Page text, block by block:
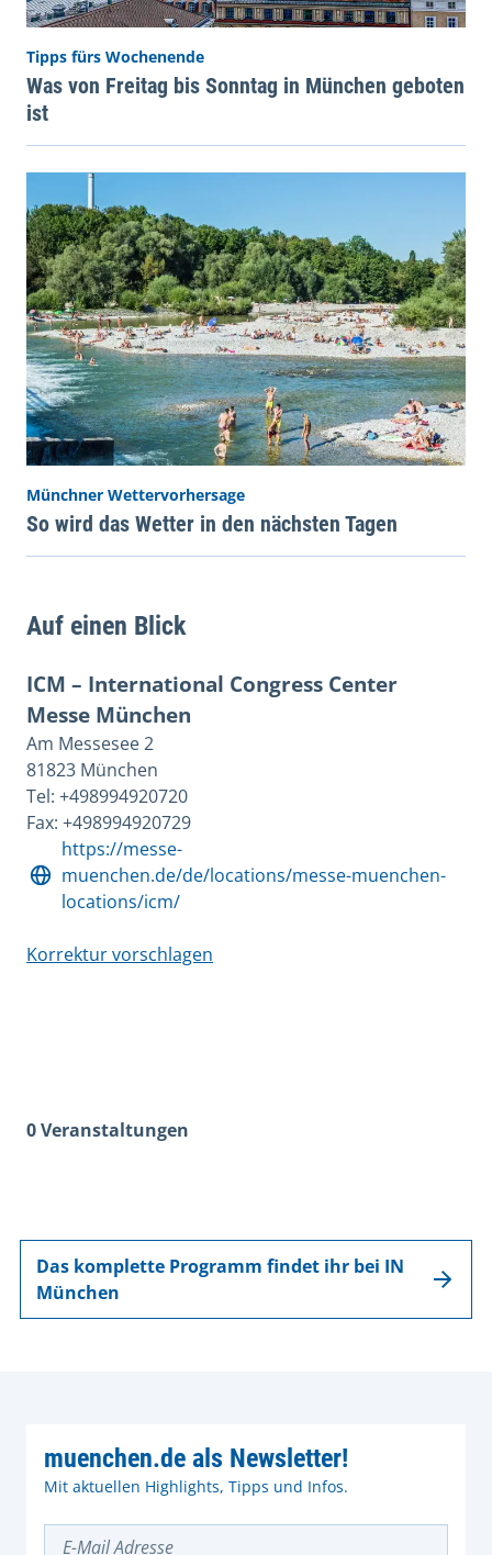
Tipps fürs Wochenende
Was von Freitag bis Sonntag in München geboten
ist
Münchner Wettervorhersage
So wird das Wetter in den nächsten Tagen
Auf einen Blick
ICM – International Congress Center
Messe München
Am Messesee 2
81823 München
Tel: +498994920720
Fax: +498994920729
https://messe-
muenchen.de/de/locations/messe-muenchen-
locations/icm/
Korrektur vorschlagen
0 Veranstaltungen
Das komplette Programm findet ihr bei IN
München
muenchen.de als Newsletter!
Mit aktuellen Highlights, Tipps und Infos.